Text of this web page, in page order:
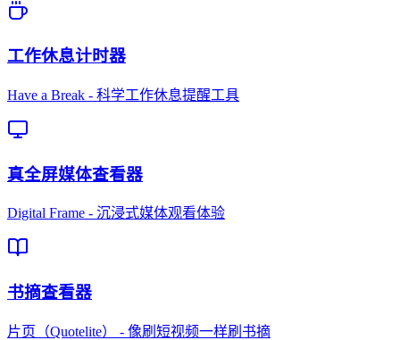
工作休息计时器
Have a Break - 科学工作休息提醒工具
真全屏媒体查看器
Digital Frame - 沉浸式媒体观看体验
书摘查看器
片页（Quotelite） - 像刷短视频一样刷书摘